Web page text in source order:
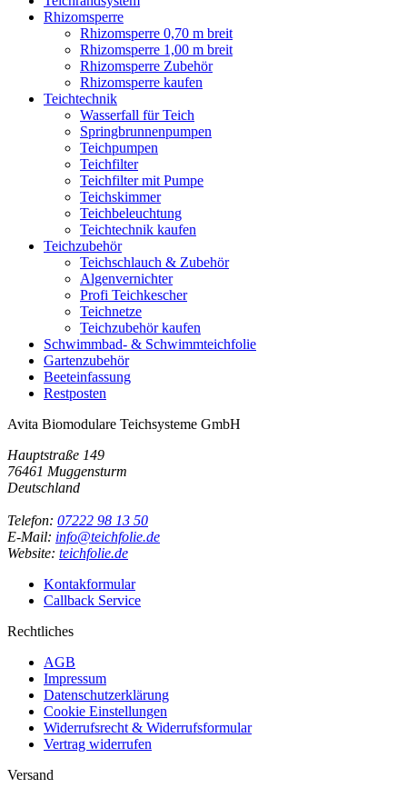
Rhizomsperre
Rhizomsperre 0,70 m breit
Rhizomsperre 1,00 m breit
Rhizomsperre Zubehör
Rhizomsperre kaufen
Teichtechnik
Wasserfall für Teich
Springbrunnenpumpen
Teichpumpen
Teichfilter
Teichfilter mit Pumpe
Teichskimmer
Teichbeleuchtung
Teichtechnik kaufen
Teichzubehör
Teichschlauch & Zubehör
Algenvernichter
Profi Teichkescher
Teichnetze
Teichzubehör kaufen
Schwimmbad- & Schwimmteichfolie
Gartenzubehör
Beeteinfassung
Restposten
Avita Biomodulare Teichsysteme GmbH
Hauptstraße 149
76461 Muggensturm
Deutschland
Telefon: 07222 98 13 50
E-Mail: info@teichfolie.de
Website: teichfolie.de
Kontakformular
Callback Service
Rechtliches
AGB
Impressum
Datenschutzerklärung
Cookie Einstellungen
Widerrufsrecht & Widerrufsformular
Vertrag widerrufen
Versand